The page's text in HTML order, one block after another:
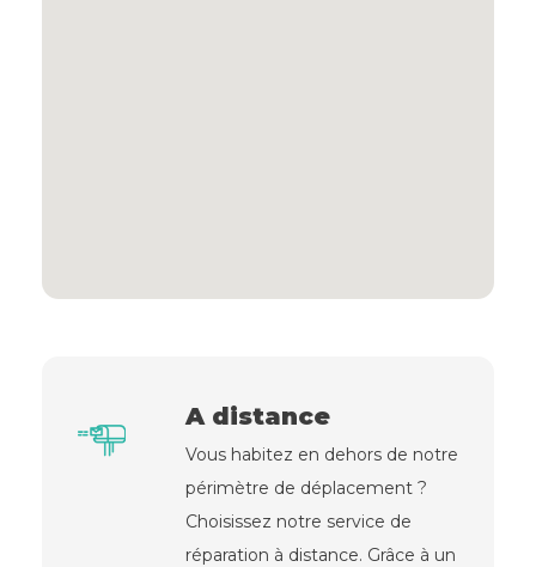
A distance
Vous habitez en dehors de notre
périmètre de déplacement ?
Choisissez notre service de
réparation à distance. Grâce à un